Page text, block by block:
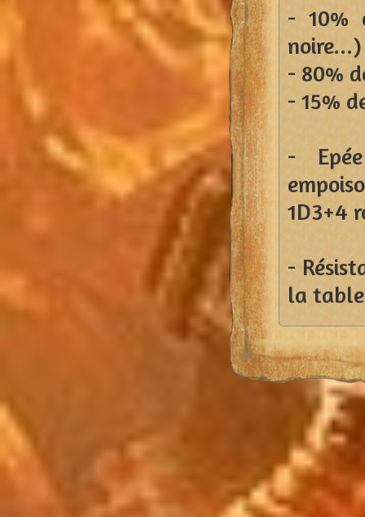
- 10%
noire...)
- 80%
- 15%
-
1D3+4
-
la table